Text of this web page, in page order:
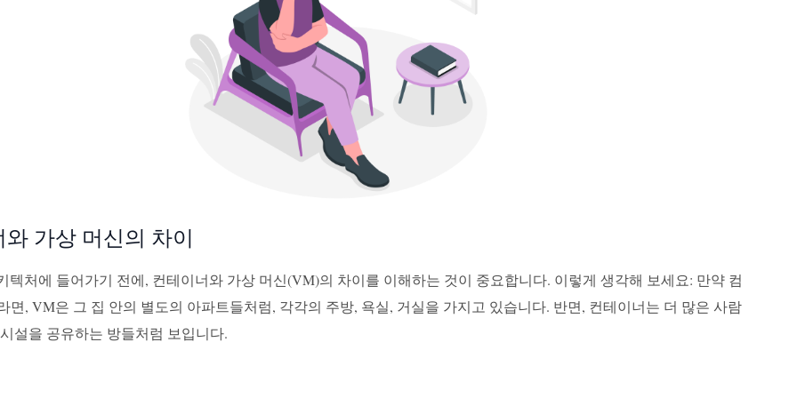
가상 머신의 차이
텍처에 들어가기 전에, 컨테이너와 가상 머신(VM)의 차이를 이해하는 것이 중요합니다. 이렇게 생각해 보세요: 만약 컴
면, VM은 그 집 안의 별도의 아파트들처럼, 각각의 주방, 욕실, 거실을 가지고 있습니다. 반면, 컨테이너는 더 많은 사람
설을 공유하는 방들처럼 보입니다.